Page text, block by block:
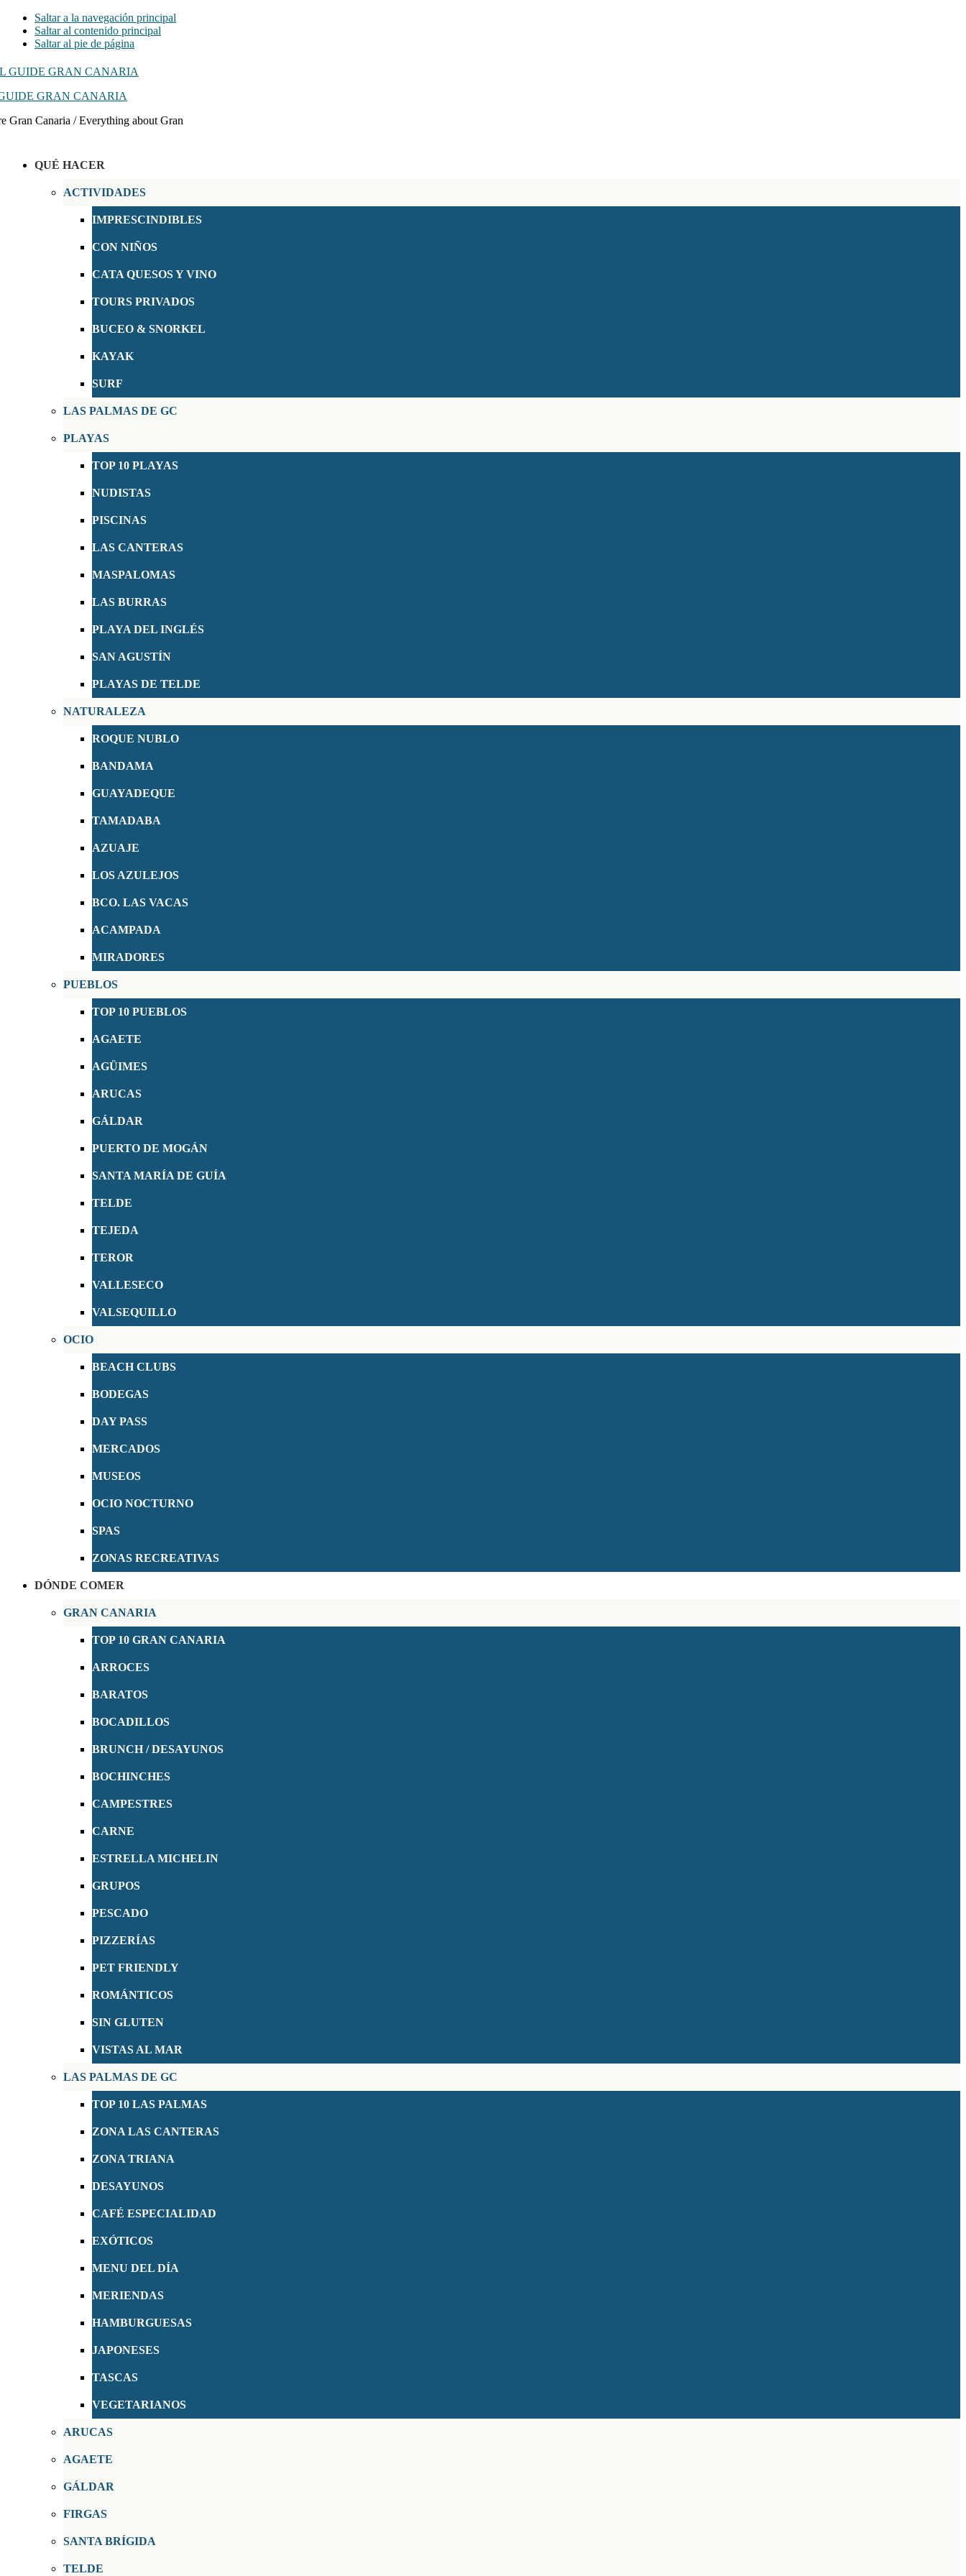
Saltar a la navegación principal
Saltar al contenido principal
Saltar al pie de página
GRAN CANARIA
Gran Canaria / Everything about Gran
QUÉ HACER
ACTIVIDADES
IMPRESCINDIBLES
CON NIÑOS
CATA QUESOS Y VINO
TOURS PRIVADOS
BUCEO & SNORKEL
KAYAK
SURF
LAS PALMAS DE GC
PLAYAS
TOP 10 PLAYAS
NUDISTAS
PISCINAS
LAS CANTERAS
MASPALOMAS
LAS BURRAS
PLAYA DEL INGLÉS
SAN AGUSTÍN
PLAYAS DE TELDE
NATURALEZA
ROQUE NUBLO
BANDAMA
GUAYADEQUE
TAMADABA
AZUAJE
LOS AZULEJOS
BCO. LAS VACAS
ACAMPADA
MIRADORES
PUEBLOS
TOP 10 PUEBLOS
AGAETE
AGÜIMES
ARUCAS
GÁLDAR
PUERTO DE MOGÁN
SANTA MARÍA DE GUÍA
TELDE
TEJEDA
TEROR
VALLESECO
VALSEQUILLO
OCIO
BEACH CLUBS
BODEGAS
DAY PASS
MERCADOS
MUSEOS
OCIO NOCTURNO
SPAS
ZONAS RECREATIVAS
DÓNDE COMER
GRAN CANARIA
TOP 10 GRAN CANARIA
ARROCES
BARATOS
BOCADILLOS
BRUNCH / DESAYUNOS
BOCHINCHES
CAMPESTRES
CARNE
ESTRELLA MICHELIN
GRUPOS
PESCADO
PIZZERÍAS
PET FRIENDLY
ROMÁNTICOS
SIN GLUTEN
VISTAS AL MAR
LAS PALMAS DE GC
TOP 10 LAS PALMAS
ZONA LAS CANTERAS
ZONA TRIANA
DESAYUNOS
CAFÉ ESPECIALIDAD
EXÓTICOS
MENU DEL DÍA
MERIENDAS
HAMBURGUESAS
JAPONESES
TASCAS
VEGETARIANOS
ARUCAS
AGAETE
GÁLDAR
FIRGAS
SANTA BRÍGIDA
TELDE